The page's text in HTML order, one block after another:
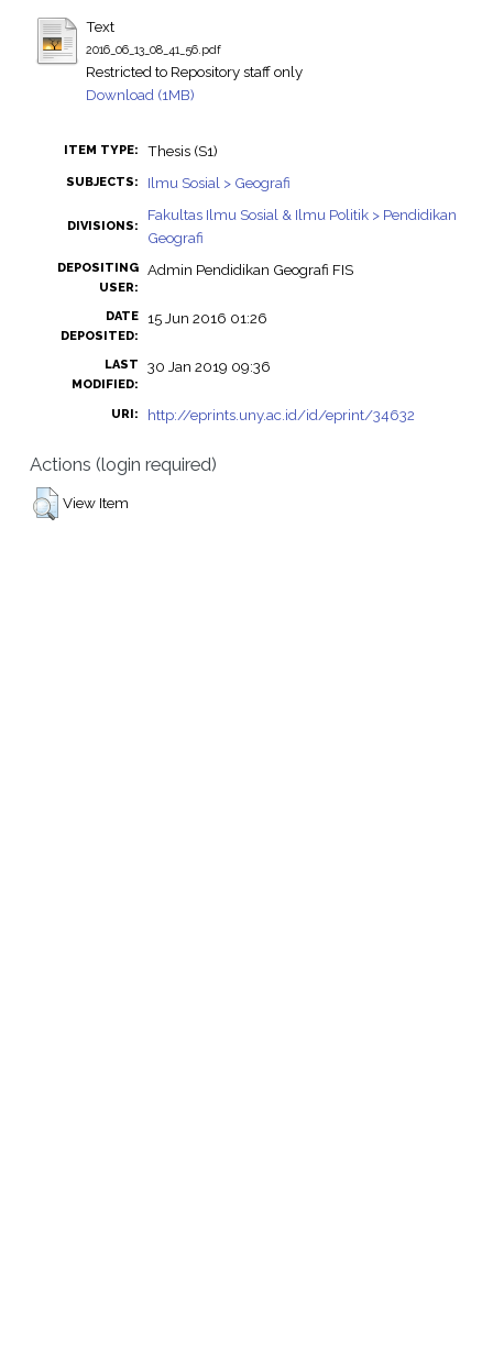
Text
2016_06_13_08_41_56.pdf
Restricted to Repository staff only
Download (1MB)
ITEM TYPE: Thesis (S1)
SUBJECTS: Ilmu Sosial > Geografi
DIVISIONS:
Fakultas Ilmu Sosial & Ilmu Politik > Pendidikan
Geografi
DEPOSITING
USER:
Admin Pendidikan Geografi FIS
DATE
DEPOSITED:
15 Jun 2016 01:26
LAST
MODIFIED:
30 Jan 2019 09:36
URI: http://eprints.uny.ac.id/id/eprint/34632
Actions (login required)
View Item